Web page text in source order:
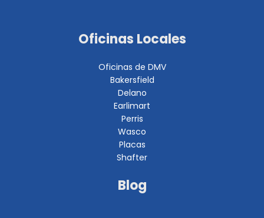
Oficinas Locales
Oficinas de DMV
Bakersfield
Delano
Earlimart
Perris
Wasco
Placas
Shafter
Blog